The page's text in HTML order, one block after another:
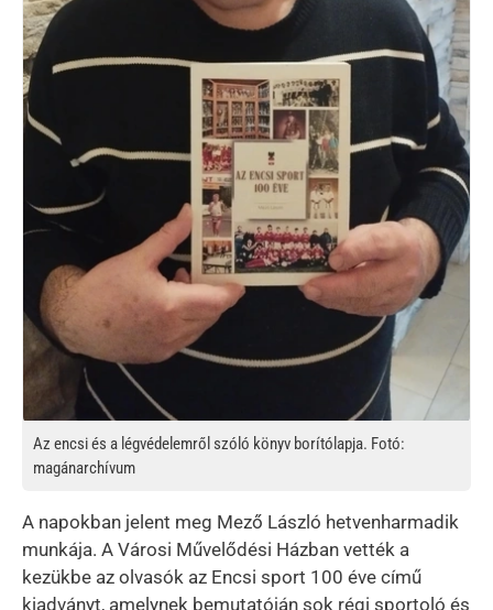
Az encsi és a légvédelemről szóló könyv borítólapja. Fotó:
magánarchívum
A napokban jelent meg Mező László hetvenharmadik
munkája. A Városi Művelődési Házban vették a
kezükbe az olvasók az Encsi sport 100 éve című
kiadványt, amelynek bemutatóján sok régi sportoló és